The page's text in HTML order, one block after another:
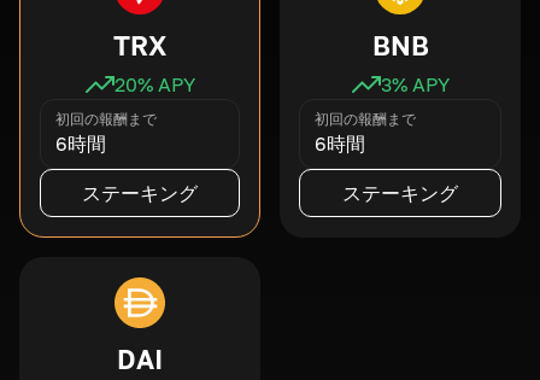
TRX
20% APY
初回の報酬まで
6時間
ステーキング
BNB
3% APY
初回の報酬まで
6時間
ステーキング
DAI